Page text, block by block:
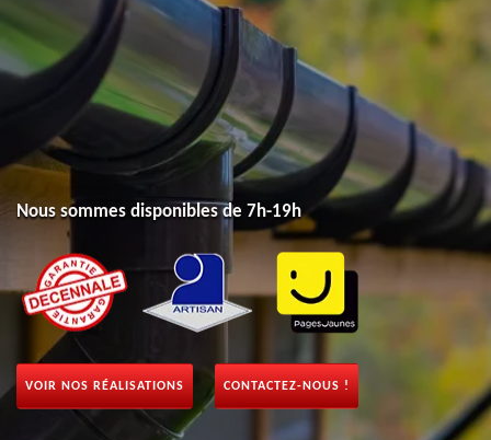
Nous sommes disponibles de 7h-19h
VOIR NOS RÉALISATIONS CONTACTEZ-NOUS !